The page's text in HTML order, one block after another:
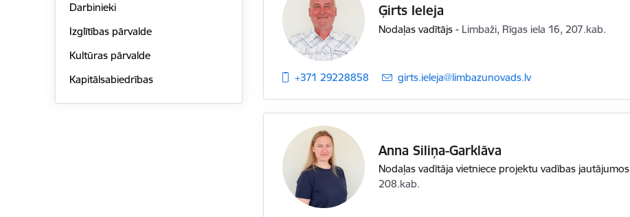
Darbinieki
Izglītības pārvalde
Kultūras pārvalde
Kapitālsabiedrības
Ģirts Ieleja
Nodaļas vadītājs - Limbaži, Rīgas iela 16, 207.kab.
+371 29228858 E-pasts:
girts.ieleja@limbazunovads.lv
Anna Siliņa-Garklāva
Nodaļas vadītāja vietniece projektu vadības jautājumos
208.kab.